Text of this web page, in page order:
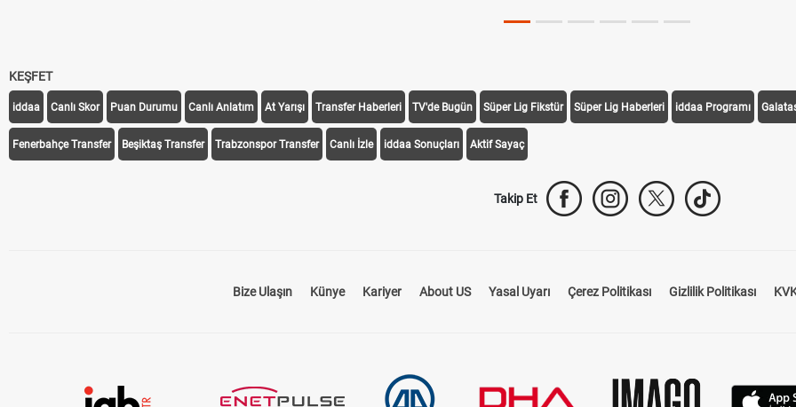
KEŞFET
iddaa Canlı Skor Puan Durumu Canlı Anlatım At Yarışı Transfer Haberleri TV'de Bugün Süper Lig Fikstür Süper Lig Haberleri iddaa Programı
Fenerbahçe Transfer Beşiktaş Transfer Trabzonspor Transfer Canlı İzle iddaa Sonuçları Aktif Sayaç
Takip Et
Bize Ulaşın Künye Kariyer About US Yasal Uyarı Çerez Politikası Gizlilik Politikası